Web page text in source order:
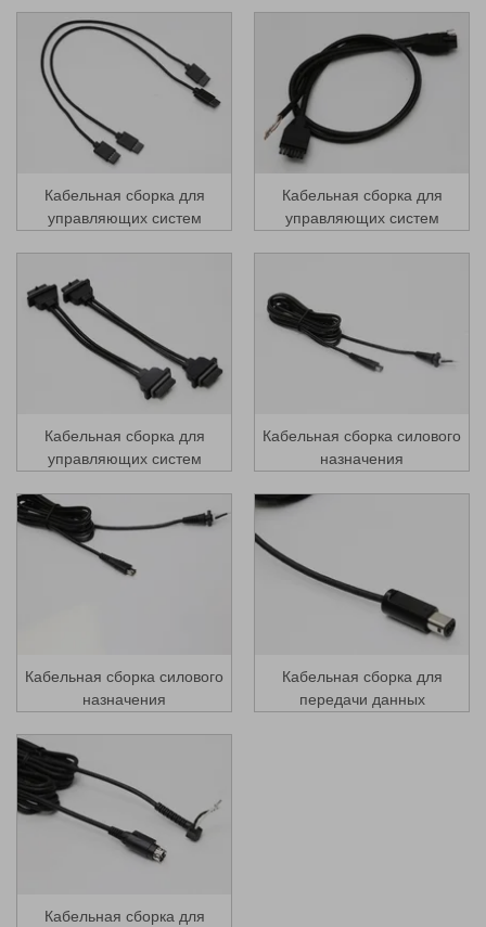
Кабельная сборка для
управляющих систем
Кабельная сборка для
управляющих систем
Кабельная сборка для
управляющих систем
Кабельная сборка силового
назначения
Кабельная сборка силового
назначения
Кабельная сборка для
передачи данных
Кабельная сборка для